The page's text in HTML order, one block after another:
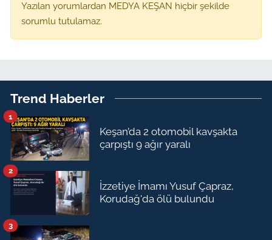
Yazılan yorumlardan MEDYA KEŞAN hiçbir şekilde
sorumlu tutulamaz.
Trend Haberler
Keşan’da 2 otomobil kavşakta
çarpıştı 9 ağır yaralı
1
İzzetiye İmamı Yusuf Çapraz,
Korudağ'da ölü bulundu
2
3